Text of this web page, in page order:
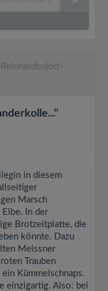
in diesem
Marsch
Elbe. In der
Brotzeitplatte, die
könnte. Dazu
Meissner
Trauben
Kümmelschnaps.
einzigartig. Also: bei